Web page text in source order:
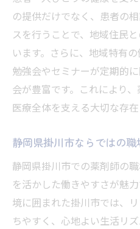
の提供だけでなく、患者の
スを行うことで、地域住民
います。さらに、地域特有
勉強会やセミナーが定期的
会が豊富です。これにより
医療全体を支える大切な存
静岡県掛川市ならではの職
静岡県掛川市での薬剤師の
を活かした働きやすさが魅
境に囲まれた掛川市では、
ちやすく、心地よい生活リ